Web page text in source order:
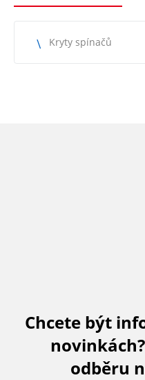
Kryty spínačů
Chcete být
odběru